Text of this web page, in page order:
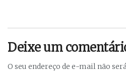
Deixe um
O seu endereço de e-mail não